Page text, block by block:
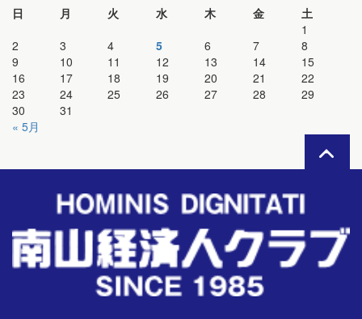
日
月 火 水 木 金
土
1
2
3 4 5 6 7
8
9
10 11 12 13 14
15
16
17 18 19 20 21
22
23
24 25 26 27 28
29
30
31
« 5月